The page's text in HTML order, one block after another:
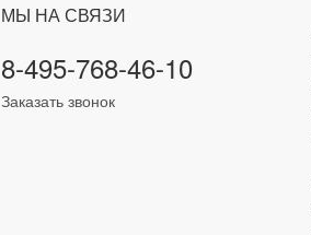
МЫ НА СВЯЗИ
8-495-768-46-10
Заказать звонок